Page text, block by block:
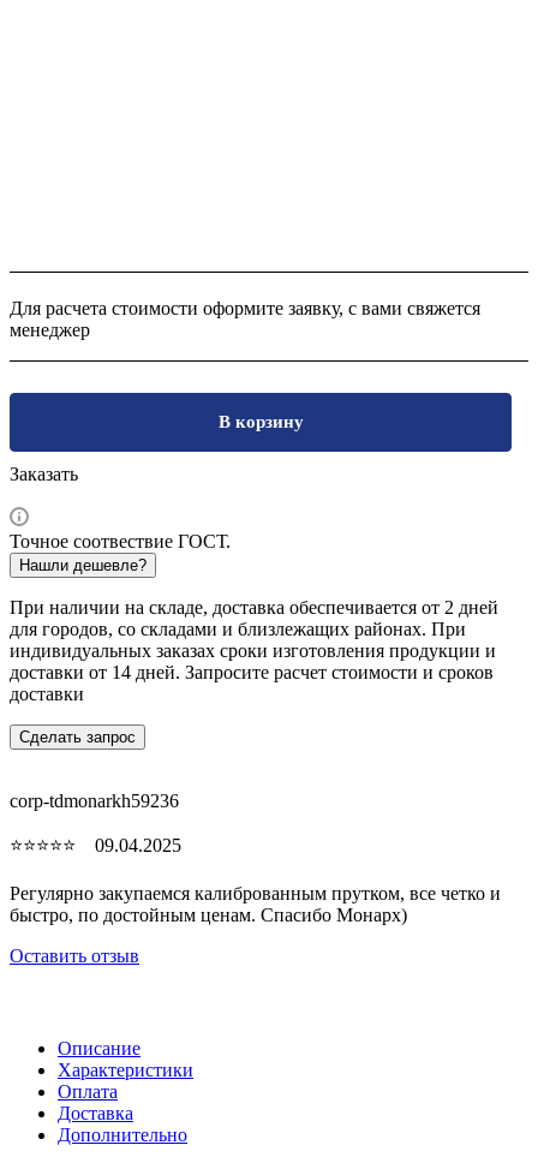
Для расчета стоимости оформите заявку, с вами свяжется
менеджер
В корзину
Заказать
Точное соотвествие ГОСТ.
Нашли дешевле?
При наличии на складе, доставка обеспечивается от 2 дней
для городов, со складами и близлежащих районах. При
индивидуальных заказах сроки изготовления продукции и
доставки от 14 дней. Запросите расчет стоимости и сроков
доставки
Сделать запрос
corp-tdmonarkh59236
⭐⭐⭐⭐⭐ 09.04.2025
Регулярно закупаемся калиброванным прутком, все четко и
быстро, по достойным ценам. Спасибо Монарх)
Оставить отзыв
Описание
Характеристики
Оплата
Доставка
Дополнительно